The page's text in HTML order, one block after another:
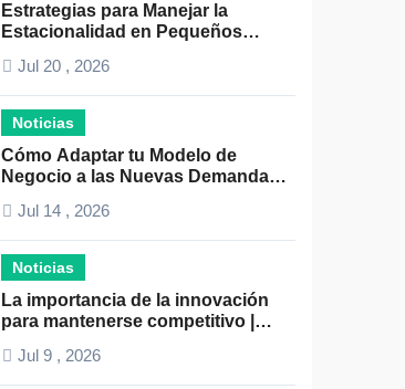
Estrategias para Manejar la
Estacionalidad en Pequeños
Jul 20 , 2026
Noticias
Cómo Adaptar tu Modelo de
Negocio a las Nuevas Demandas
Jul 14 , 2026
Noticias
La importancia de la innovación
para mantenerse competitivo |
Jul 9 , 2026